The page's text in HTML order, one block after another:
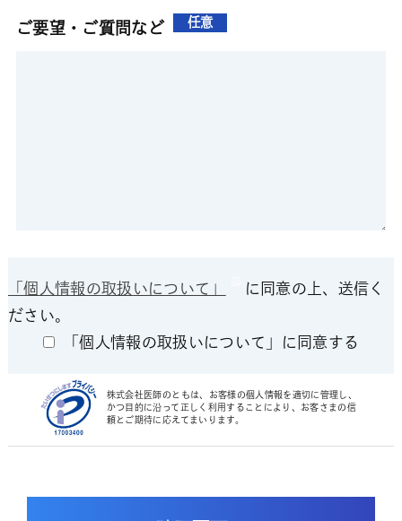
ご要望・ご質問など 任意
「個人情報の取扱いについて」
に同意の上、送信く
ださい。
「個人情報の取扱いについて」に同意する
株式会社医師のともは、お客様の個人情報を適切に管理し、
かつ目的に沿って正しく利用することにより、お客さまの信
頼とご期待に応えてまいります。